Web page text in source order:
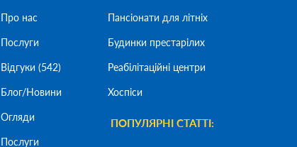
Про нас
Послуги
Відгуки (542)
Блог/Новини
Огляди
Послуги
Пансіонати для літніх
Будинки престарілих
Реабілітаційні центри
Хоспіси
ПОПУЛЯРНІ СТАТТІ: